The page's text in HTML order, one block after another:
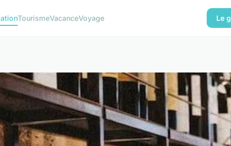
TourismeVacanceVoyage Le